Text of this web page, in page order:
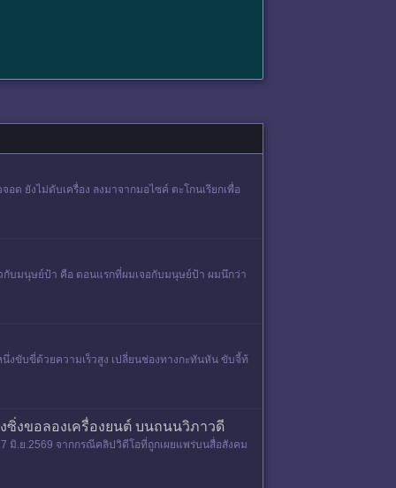
ด ยังไม่ดับเครื่อง ลงมาจากมอไซค์ ตะโกนเรียกเพื่อ
กับมนุษย์ป้า คือ ตอนแรกที่ผมเจอกับมนุษย์ป้า ผมนึกว่า
งขับขี่ด้วยความเร็วสูง เปลี่ยนช่องทางกะทันหัน ขับจี้ท้
ซิ่งขอลองเครื่องยนต์ บนถนนวิภาวดี
มิ.ย.2569 จากกรณีคลิปวิดีโอที่ถูกเผยแพร่บนสื่อสังคม